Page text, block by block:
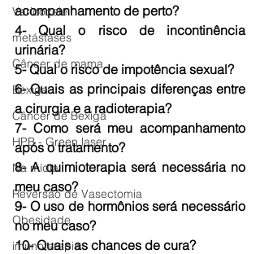
Varicocele
metástases
Câncer de mama
Bexiga
Câncer de Bexiga
HPB - Green laser
Na mídia
Reversão de Vasectomia
Obesidade
imunoterapia
acompanhamento de perto?
4- Qual o risco de incontinência
urinária?
5- Qual o risco de impotência sexual?
6- Quais as principais diferenças entre
a cirurgia e a radioterapia?
7- Como será meu acompanhamento
após o tratamento?
8- A quimioterapia será necessária no
meu caso?
9- O uso de hormônios será necessário
no meu caso?
10- Quais as chances de cura?